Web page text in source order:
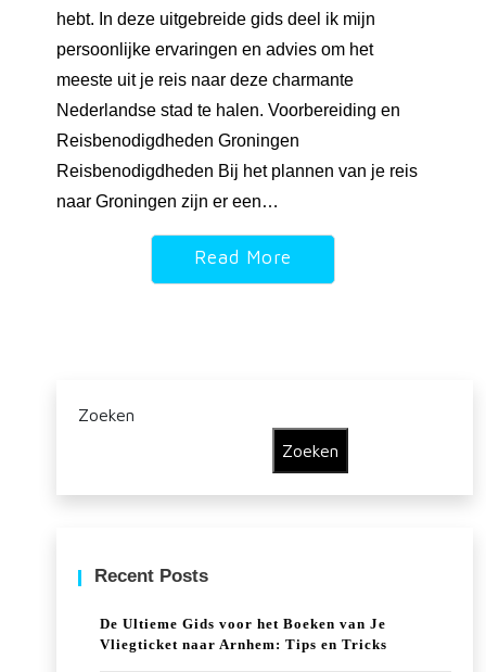
hebt. In deze uitgebreide gids deel ik mijn
persoonlijke ervaringen en advies om het
meeste uit je reis naar deze charmante
Nederlandse stad te halen. Voorbereiding en
Reisbenodigdheden Groningen
Reisbenodigdheden Bij het plannen van je reis
naar Groningen zijn er een…
Read More
Zoeken
Zoeken
Recent Posts
De Ultieme Gids voor het Boeken van Je
Vliegticket naar Arnhem: Tips en Tricks